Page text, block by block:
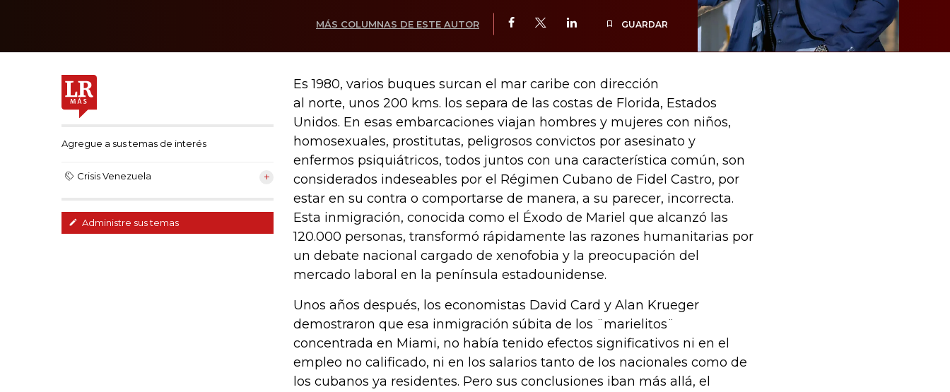
MÁS COLUMNAS DE ESTE AUTOR GUARDAR
Agregue a sus temas de interés
Crisis Venezuela
Administre sus temas
Es 1980, varios buques surcan el mar caribe con dirección
al norte, unos 200 kms. los separa de las costas de Florida, Estados
Unidos. En esas embarcaciones viajan hombres y mujeres con niños,
homosexuales, prostitutas, peligrosos convictos por asesinato y
enfermos psiquiátricos, todos juntos con una característica común, son
considerados indeseables por el Régimen Cubano de Fidel Castro, por
estar en su contra o comportarse de manera, a su parecer, incorrecta.
Esta inmigración, conocida como el Éxodo de Mariel que alcanzó las
120.000 personas, transformó rápidamente las razones humanitarias por
un debate nacional cargado de xenofobia y la preocupación del
mercado laboral en la península estadounidense.
Unos años después, los economistas David Card y Alan Krueger
demostraron que esa inmigración súbita de los ¨marielitos¨
concentrada en Miami, no había tenido efectos significativos ni en el
empleo no calificado, ni en los salarios tanto de los nacionales como de
los cubanos ya residentes. Pero sus conclusiones iban más allá, el